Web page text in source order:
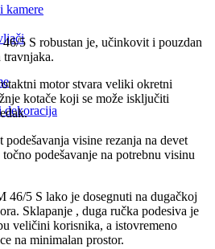
kamere
dekoracija
5 S robustan je, učinkovit i pouzdan
motor stvara veliki okretni
kotače koji se može isključiti
visine rezanja na devet
podešavanje na potrebnu visinu
46/5 S lako je dosegnuti na dugačkoj
Sklapanje , duga ručka podesiva je
veličini korisnika, a istovremeno
na minimalan prostor.